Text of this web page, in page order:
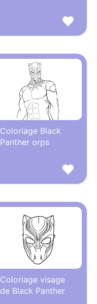
Coloriage Black
Panther orps
Coloriage visage
de Black Panther